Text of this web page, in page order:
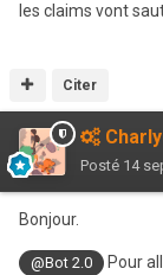
les claims vont
Citer
Posté 14
Bonjour.
@Bot 2.0
Pour